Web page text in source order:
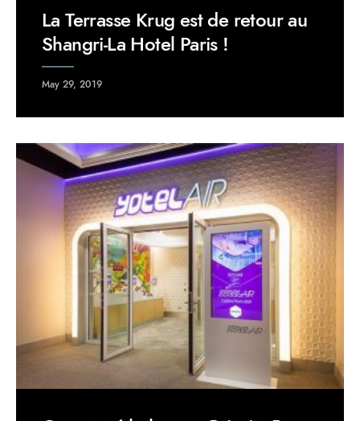
La Terrasse Krug est de retour au
Shangri-La Hotel Paris !
May 29, 2019